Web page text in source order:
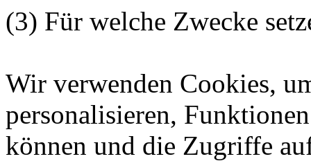
(3) Für welche Zwecke
Wir verwenden Cookies,
personalisieren,
können und die Zugriffe